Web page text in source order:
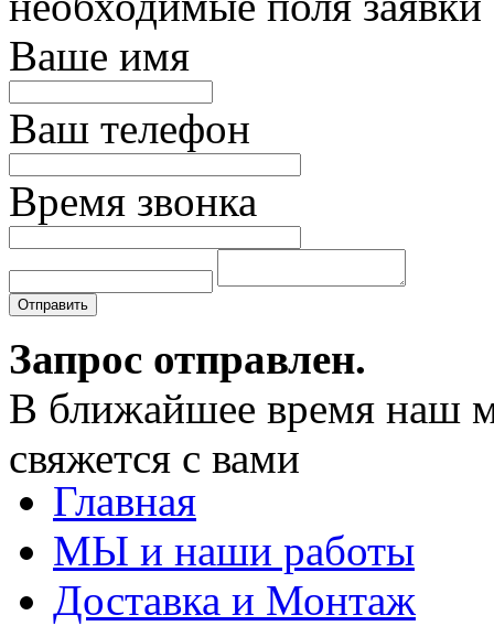
Ваше имя
Ваш телефон
Время звонка
Отправить
Запрос отправлен.
В ближайшее время наш
свяжется с вами
Главная
МЫ и наши работы
Доставка и Монтаж